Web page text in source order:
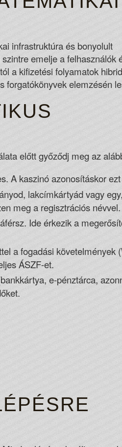
With Freedom before it
of 2026.
are supported.
infrastruktúra és bonyolult
emelje a felhasználók
a kifizetési folyamatok
forgatókönyvek elemzésén
előtt győződj meg az
A kaszinó azonosításkor
lakcímkártyád vagy
meg a regisztrációs névvel.
Ide érkezik a
a fogadási követelmények
ÁSZF-et.
e-pénztárca,